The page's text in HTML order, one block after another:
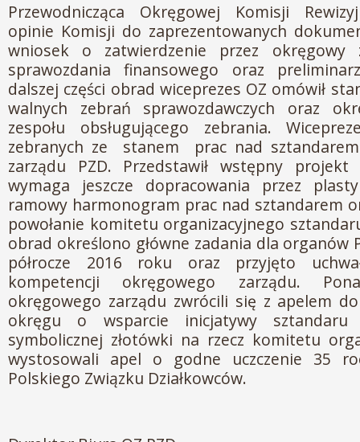
Przewodnicząca Okręgowej Komisji
opinie Komisji do zaprezentowanych
wniosek o zatwierdzenie przez okręgowy
sprawozdania finansowego oraz
dalszej części obrad wiceprezes OZ omówił
walnych zebrań sprawozdawczych oraz
zespołu obsługującego zebrania.
zebranych ze stanem prac nad
zarządu PZD. Przedstawił wstępny
wymaga jeszcze dopracowania przez
ramowy harmonogram prac nad sztandarem
powołanie komitetu organizacyjnego
obrad określono główne zadania dla organów
półrocze 2016 roku oraz przyjęto
kompetencji okręgowego zarządu.
okręgowego zarządu zwrócili się z apelem
okręgu o wsparcie inicjatywy
symbolicznej złotówki na rzecz komitetu
wystosowali apel o godne uczczenie 35
Polskiego Związku Działkowców.